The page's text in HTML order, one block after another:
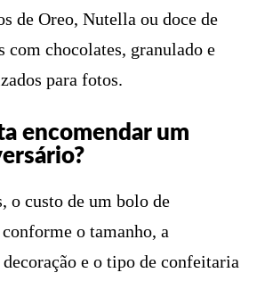
de Oreo, Nutella ou doce de
com chocolates, granulado e
para fotos.
encomendar um
o custo de um bolo de
o tamanho, a
e o tipo de confeitaria